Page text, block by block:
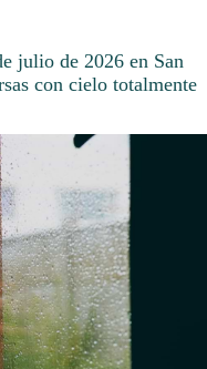
julio de 2026 en San
con cielo totalmente